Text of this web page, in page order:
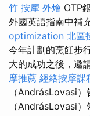
竹 按摩 外燴 OTP
外國英語指南中補
optimization 北區
今年計劃的烹飪步
大的成功之後，邀
摩推薦 經絡按摩課
（AndrásLovasi
（AndrásLovasi